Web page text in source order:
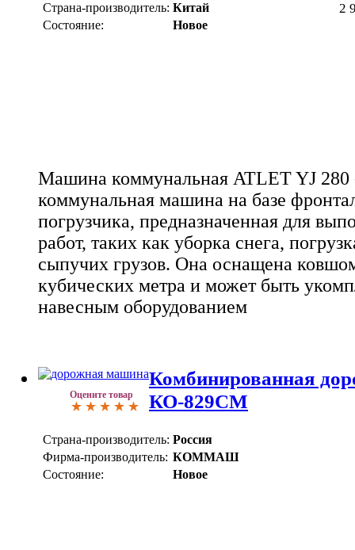
Страна-производитель: Китай
Состояние:
Новое
2
Машина коммунальная ATLET YJ 280
коммунальная машина на базе
погрузчика, предназначенная для
работ, таких как уборка снега,
сыпучих грузов. Она оснащена
кубических метра и может быть
навесным оборудованием
Оцените товар
Комбинированная
КО-829СМ
Страна-производитель: Россия
Фирма-производитель: КОММАШ
Состояние:
Новое